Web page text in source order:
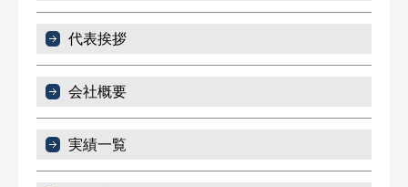
代表挨拶
会社概要
実績一覧